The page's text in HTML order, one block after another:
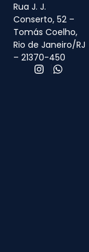
Rua J. J.
Conserto, 52 –
Tomás Coelho,
Rio de Janeiro/RJ
– 21370-450